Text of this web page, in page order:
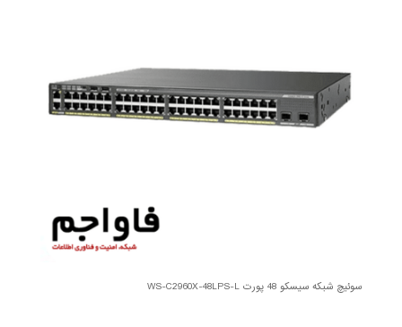
سوئیچ شبکه سیسکو 48 پورت WS-C2960X-48LPS-L